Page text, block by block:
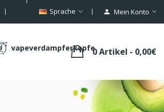
Sprache Mein Konto
vapeverdampferkopfe0 Artikel - 0,00€